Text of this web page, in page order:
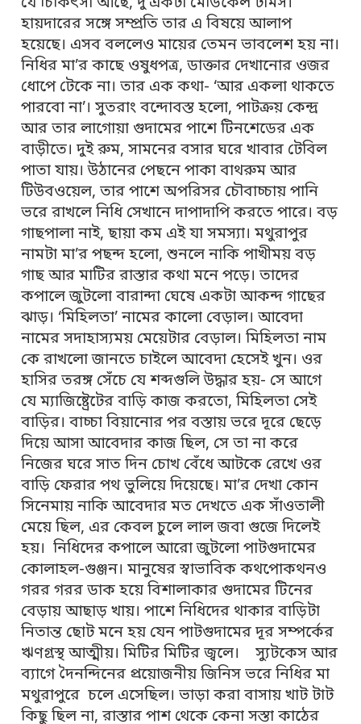
হায়দারের সঙ্গে সম্প্রতি তার এ বিষয়ে আলাপ
হয়েছে। এসব বললেও মায়ের তেমন ভাবলেশ হয় না।
নিধির মা’র কাছে ওষুধপত্র, ডাক্তার দেখানোর ওজর
ধোপে টেকে না। তার এক কথা- ‘আর একলা থাকতে
পারবো না’। সুতরাং বন্দোবস্ত হলো, পাটক্রয় কেন্দ্র
আর তার লাগোয়া গুদামের পাশে টিনশেডের এক
বাড়ীতে। দুই রুম, সামনের বসার ঘরে খাবার টেবিল
পাতা যায়। উঠানের পেছনে পাকা বাথরুম আর
টিউবওয়েল, তার পাশে অপরিসর চৌবাচ্চায় পানি
ভরে রাখলে নিধি সেখানে দাপাদাপি করতে পারে। বড়
গাছপালা নাই, ছায়া কম এই যা সমস্যা। মথুরাপুর
নামটা মা’র পছন্দ হলো, শুনলে নাকি পাখীময় বড়
গাছ আর মাটির রাস্তার কথা মনে পড়ে। তাদের
কপালে জুটলো বারান্দা ঘেষে একটা আকন্দ গাছের
ঝাড়। ‘মিহিলতা’ নামের কালো বেড়াল। আবেদা
নামের সদাহাস্যময় মেয়েটার বেড়াল। মিহিলতা নাম
কে রাখলো জানতে চাইলে আবেদা হেসেই খুন। ওর
হাসির তরঙ্গ সেঁচে যে শব্দগুলি উদ্ধার হয়- সে আগে
যে ম্যাজিষ্ট্রেটের বাড়ি কাজ করতো, মিহিলতা সেই
বাড়ির। বাচ্চা বিয়ানোর পর বস্তায় ভরে দূরে ছেড়ে
দিয়ে আসা আবেদার কাজ ছিল, সে তা না করে
নিজের ঘরে সাত দিন চোখ বেঁধে আটকে রেখে ওর
বাড়ি ফেরার পথ ভুলিয়ে দিয়েছে। মা’র দেখা কোন
সিনেমায় নাকি আবেদার মত দেখতে এক সাঁওতালী
মেয়ে ছিল, এর কেবল চুলে লাল জবা গুজে দিলেই
হয়। নিধিদের কপালে আরো জুটলো পাটগুদামের
কোলাহল-গুঞ্জন। মানুষের স্বাভাবিক কথপোকথনও
গরর গরর ডাক হয়ে বিশালাকার গুদামের টিনের
বেড়ায় আছাড় খায়। পাশে নিধিদের থাকার বাড়িটা
নিতান্ত ছোট মনে হয় যেন পাটগুদামের দূর সম্পর্কের
ঋণগ্রস্থ আত্মীয়। মিটির মিটির জ্বলে। স্যুটকেস আর
ব্যাগে দৈনন্দিনের প্রয়োজনীয় জিনিস ভরে নিধির মা
মথুরাপুরে চলে এসেছিল। ভাড়া করা বাসায় খাট টাট
কিছু ছিল না, রাস্তার পাশ থেকে কেনা সস্তা কাঠের